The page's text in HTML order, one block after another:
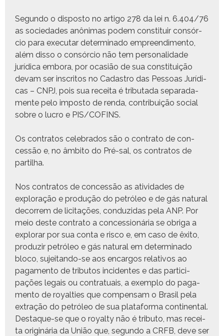
Segun­do o dis­pos­to no arti­go 278 da lei n. 6.404/76
as sociedades anôn­i­mas podem con­sti­tuir con­sór­
cio para exe­cu­tar deter­mi­na­do empreendi­men­to,
além dis­so o con­sór­cio não tem per­son­al­i­dade
jurídi­ca emb­o­ra, por ocasião de sua con­sti­tu­ição
devam ser inscritos no Cadas­tro das Pes­soas Jurídi­
cas – CNPJ, pois sua recei­ta é trib­u­ta­da sep­a­rada­
mente pelo impos­to de ren­da, con­tribuição social
sobre o lucro e PIS/COFINS.
Os con­tratos cel­e­bra­dos são o con­tra­to de con­
cessão e, no âmbito do Pré-sal, os con­tratos de
partilha.
Nos con­tratos de con­cessão as ativi­dades de
explo­ração e pro­dução do petróleo e de gás nat­ur­al
decor­rem de lic­i­tações, con­duzi­das pela ANP. Por
meio deste con­tra­to a con­ces­sionária se obri­ga a
explo­rar por sua con­ta e risco e, em caso de êxi­to,
pro­duzir petróleo e gás nat­ur­al em deter­mi­na­do
blo­co, sujei­tan­do-se aos encar­gos rel­a­tivos ao
paga­men­to de trib­u­tos inci­dentes e das par­tic­i­
pações legais ou con­trat­u­ais, a exem­p­lo do paga­
men­to de roy­al­ties que com­pen­sam o Brasil pela
extração do petróleo de sua platafor­ma con­ti­nen­tal.
Destaque-se que o roy­al­ty não é trib­u­to, mas recei­
ta orig­inária da União que, segun­do a CRFB, deve ser